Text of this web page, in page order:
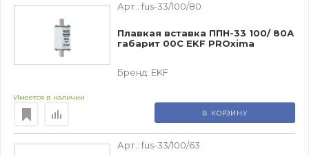
Арт.: fus-33/100/80
Плавкая вставка ППН-33 100/ 80А
габарит 00С EKF PROxima
Бренд: EKF
Имеется в наличии
В КОРЗИНУ
Арт.: fus-33/100/63